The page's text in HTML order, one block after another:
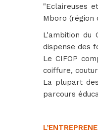
"Eclaireuses
Mboro (région
L'ambition du
dispense des
Le CIFOP
coiffure,
La plupart
parcours